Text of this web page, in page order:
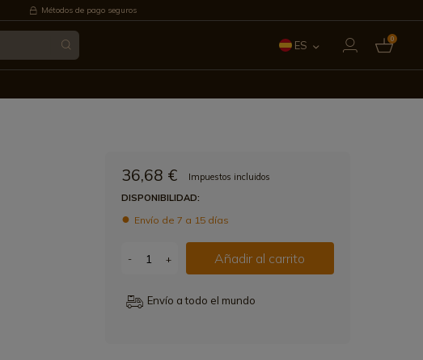
Métodos de pago seguros
ES 0
36,68 €
Impuestos incluidos
DISPONIBILIDAD:
Envío de 7 a 15 días
- + Añadir al carrito
Envío a todo el mundo